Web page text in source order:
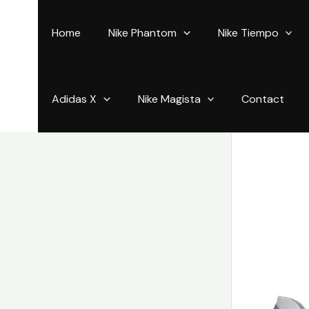
Home Nike Phantom Nike Tiempo
Adidas X Nike Magista Contact